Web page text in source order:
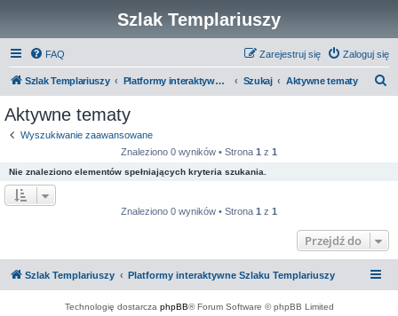
Szlak Templariuszy
FAQ Zaloguj się
Zarejestruj się
Szlak Templariuszy Platformy interaktywne Szlaku Templariuszy Szukaj Aktywne tematy
Aktywne tematy
Wyszukiwanie zaawansowane
Znaleziono 0 wyników • Strona 1 z 1
Nie znaleziono elementów spełniających kryteria szukania.
Znaleziono 0 wyników • Strona 1 z 1
Przejdź do
Szlak Templariuszy Platformy interaktywne Szlaku Templariuszy
Technologię dostarcza phpBB® Forum Software © phpBB Limited